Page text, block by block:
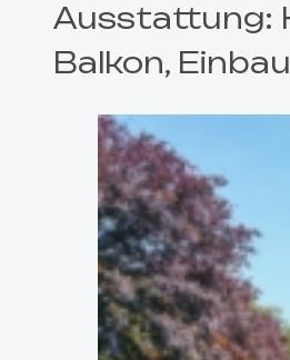
Ausstattung:
Balkon,